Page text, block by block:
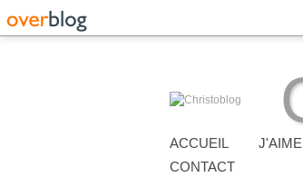
ACCUEIL J'AIME
CONTACT